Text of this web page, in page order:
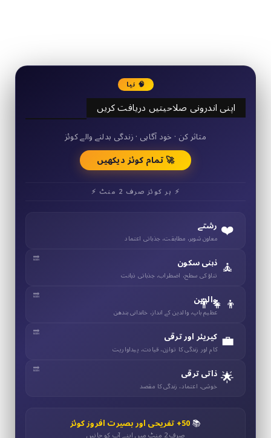
🧠 نیا
اپنی اندرونی صلاحیتیں دریافت کریں
50+ مختصر کوئز
متاثر کن · خود آگاہی · زندگی بدلنے والے کوئز
🚀 تمام کوئز دیکھیں
⚡ ہر کوئز صرف 2 منٹ ⚡
❤️ رشتے
معاون شوہر، مطابقت، جذباتی اعتماد
🧘 ذہنی سکون
تناؤ کی سطح، اضطراب، جذباتی ذہانت
👨‍👧‍👦
والدین
عظیم باپ، والدین کے انداز، خاندانی بندھن
💼 کیریئر اور ترقی
کام اور زندگی کا توازن، قیادت، پیداواریت
🌟 ذاتی ترقی
خوشی، اعتماد، زندگی کا مقصد
📚50+ تفریحی اور بصیرت افروز کوئز